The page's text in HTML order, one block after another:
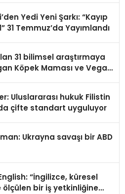
Yedi Yeni Şarkı: “Kayıp
31 Temmuz’da Yayımlandı
31 bilimsel araştırmaya
Köpek Maması ve Vegan
Uluslararası hukuk Filistin
çifte standart uyguluyor
Ukrayna savaşı bir ABD
“İngilizce, küresel
ölçülen bir iş yetkinliğine